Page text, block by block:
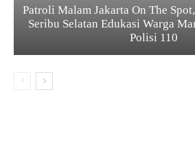
Patroli Malam Jakarta On The
Seribu Selatan Edukasi Warga
Polisi 110